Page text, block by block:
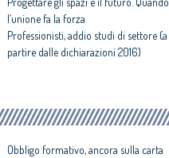
l’unione fa la forza
Professionisti, addio studi di settore (a
partire dalle dichiarazioni 2016)
Obbligo formativo, ancora sulla carta